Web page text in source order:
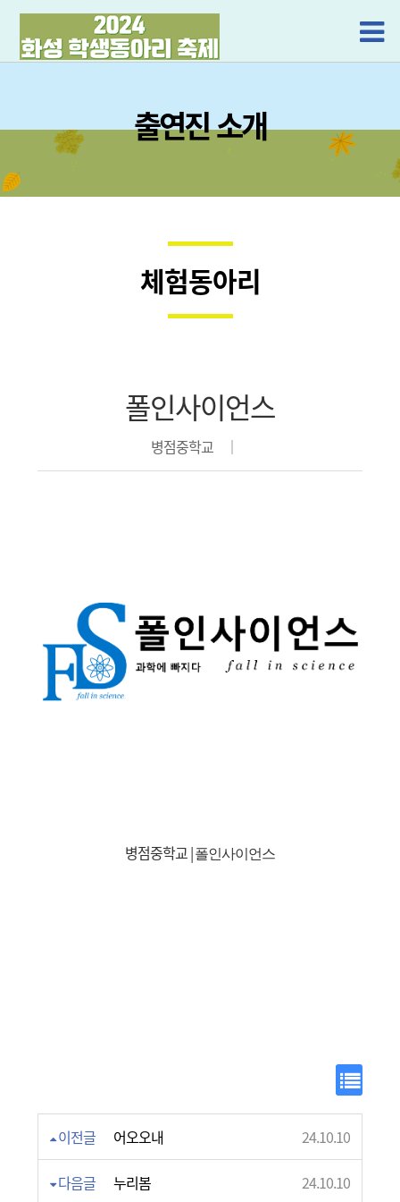
출연진 소개
체험동아리
폴인사이언스
병점중학교 │
병점중학교 |폴인사이언스
목록
이전글 어오오내 24.10.10
다음글 누리봄 24.10.10